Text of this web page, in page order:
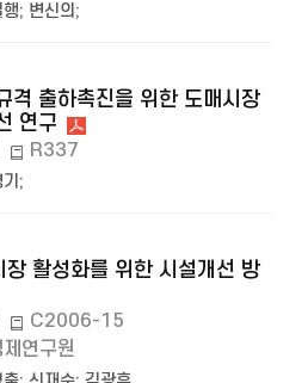
행; 변신의 ;
격 출하촉진을 위한 도매시장
연구
R337
;
장 활성화를 위한 시설개선 방
C2006-15
연구원